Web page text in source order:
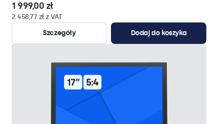
1 999,00 zł
2 458,77 zł z VAT
Szczegóły
Dodaj do koszyka